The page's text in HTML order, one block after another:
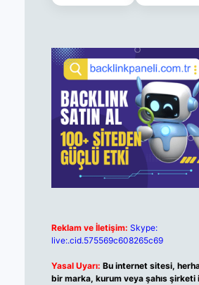
Reklam ve İletişim: Skype:
live:.cid.575569c608265c69
Yasal Uyarı: Bu internet sitesi,
bir marka, kurum veya şahıs şirketi